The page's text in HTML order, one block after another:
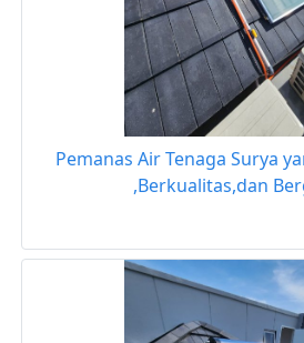
Pemanas Air Tenaga Surya
,Berkualitas,dan